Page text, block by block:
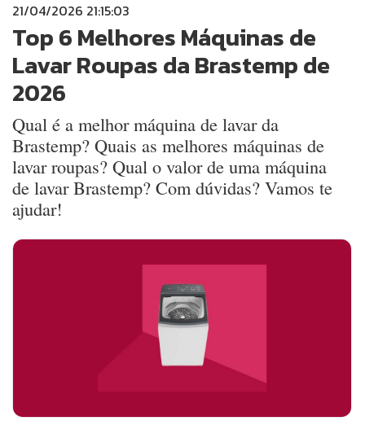
21/04/2026 21:15:03
Top 6 Melhores Máquinas de
Lavar Roupas da Brastemp de
2026
Qual é a melhor máquina de lavar da
Brastemp? Quais as melhores máquinas de
lavar roupas? Qual o valor de uma máquina
de lavar Brastemp? Com dúvidas? Vamos te
ajudar!